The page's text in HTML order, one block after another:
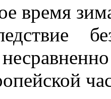
время